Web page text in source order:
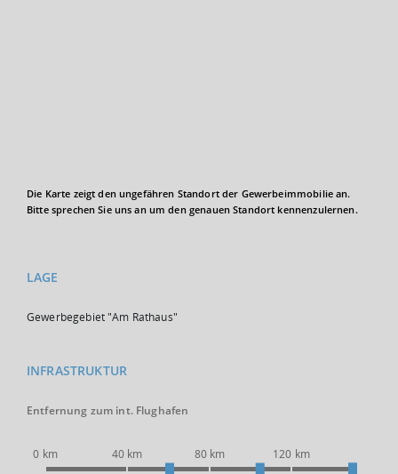
Die Karte zeigt den ungefähren Standort der Gewerbeimmobilie an.
Bitte sprechen Sie uns an um den genauen Standort kennenzulernen.
LAGE
Gewerbegebiet "Am Rathaus"
INFRASTRUKTUR
Entfernung zum int. Flughafen
0 km 40 km 80 km 120 km